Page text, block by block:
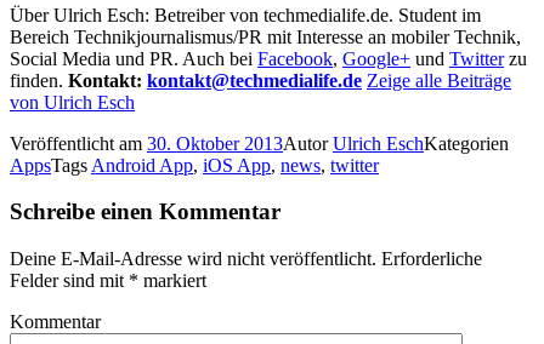
Über Ulrich Esch: Betreiber von techmedialife.de. Student im
Bereich Technikjournalismus/PR mit Interesse an mobiler Technik,
Social Media und PR. Auch bei Facebook, Google+ und Twitterzu
finden. Kontakt: kontakt@techmedialife.de Zeige alle Beiträge
von Ulrich Esch
Veröffentlicht am 30. Oktober 2013AutorUlrich EschKategorien
AppsTags Android App, iOS App, news, twitter
Schreibe einen Kommentar
Deine E-Mail-Adresse wird nicht veröffentlicht. Erforderliche
Felder sind mit * markiert
Kommentar